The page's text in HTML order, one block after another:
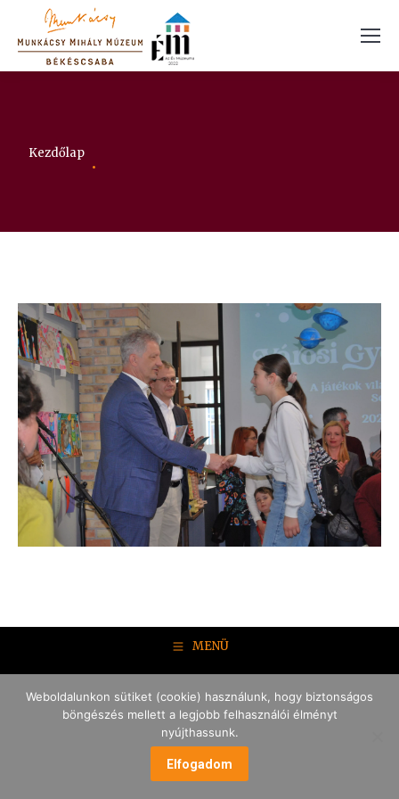
Itt vagy:
Kezdőlap
MENÜ
Weboldalunkon sütiket (cookie) használunk, hogy biztonságos
böngészés mellett a legjobb felhasználói élményt
nyújthassunk.
Elfogadom